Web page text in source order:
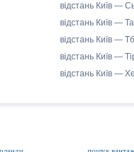
відстань Київ —
відстань Київ —
відстань Київ —
відстань Київ —
відстань Київ —